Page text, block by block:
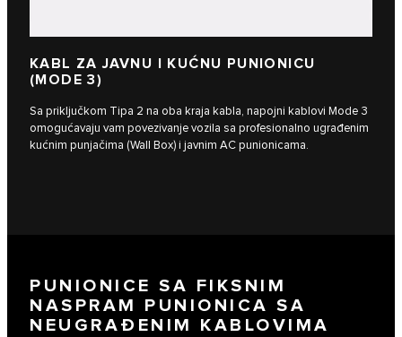
KABL ZA JAVNU I KUĆNU PUNIONICU
(MODE 3)
Sa priključkom Tipa 2 na oba kraja kabla, napojni kablovi Mode 3
omogućavaju vam povezivanje vozila sa profesionalno ugrađenim
kućnim punjačima (Wall Box) i javnim AC punionicama.
PUNIONICE SA FIKSNIM
NASPRAM PUNIONICA SA
NEUGRAĐENIM KABLOVIMA